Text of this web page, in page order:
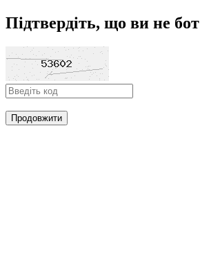
Підтвердіть, що ви не бот
Продовжити